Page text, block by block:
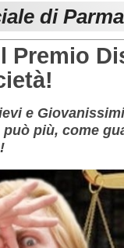
di Parma
Premio
e
più, come